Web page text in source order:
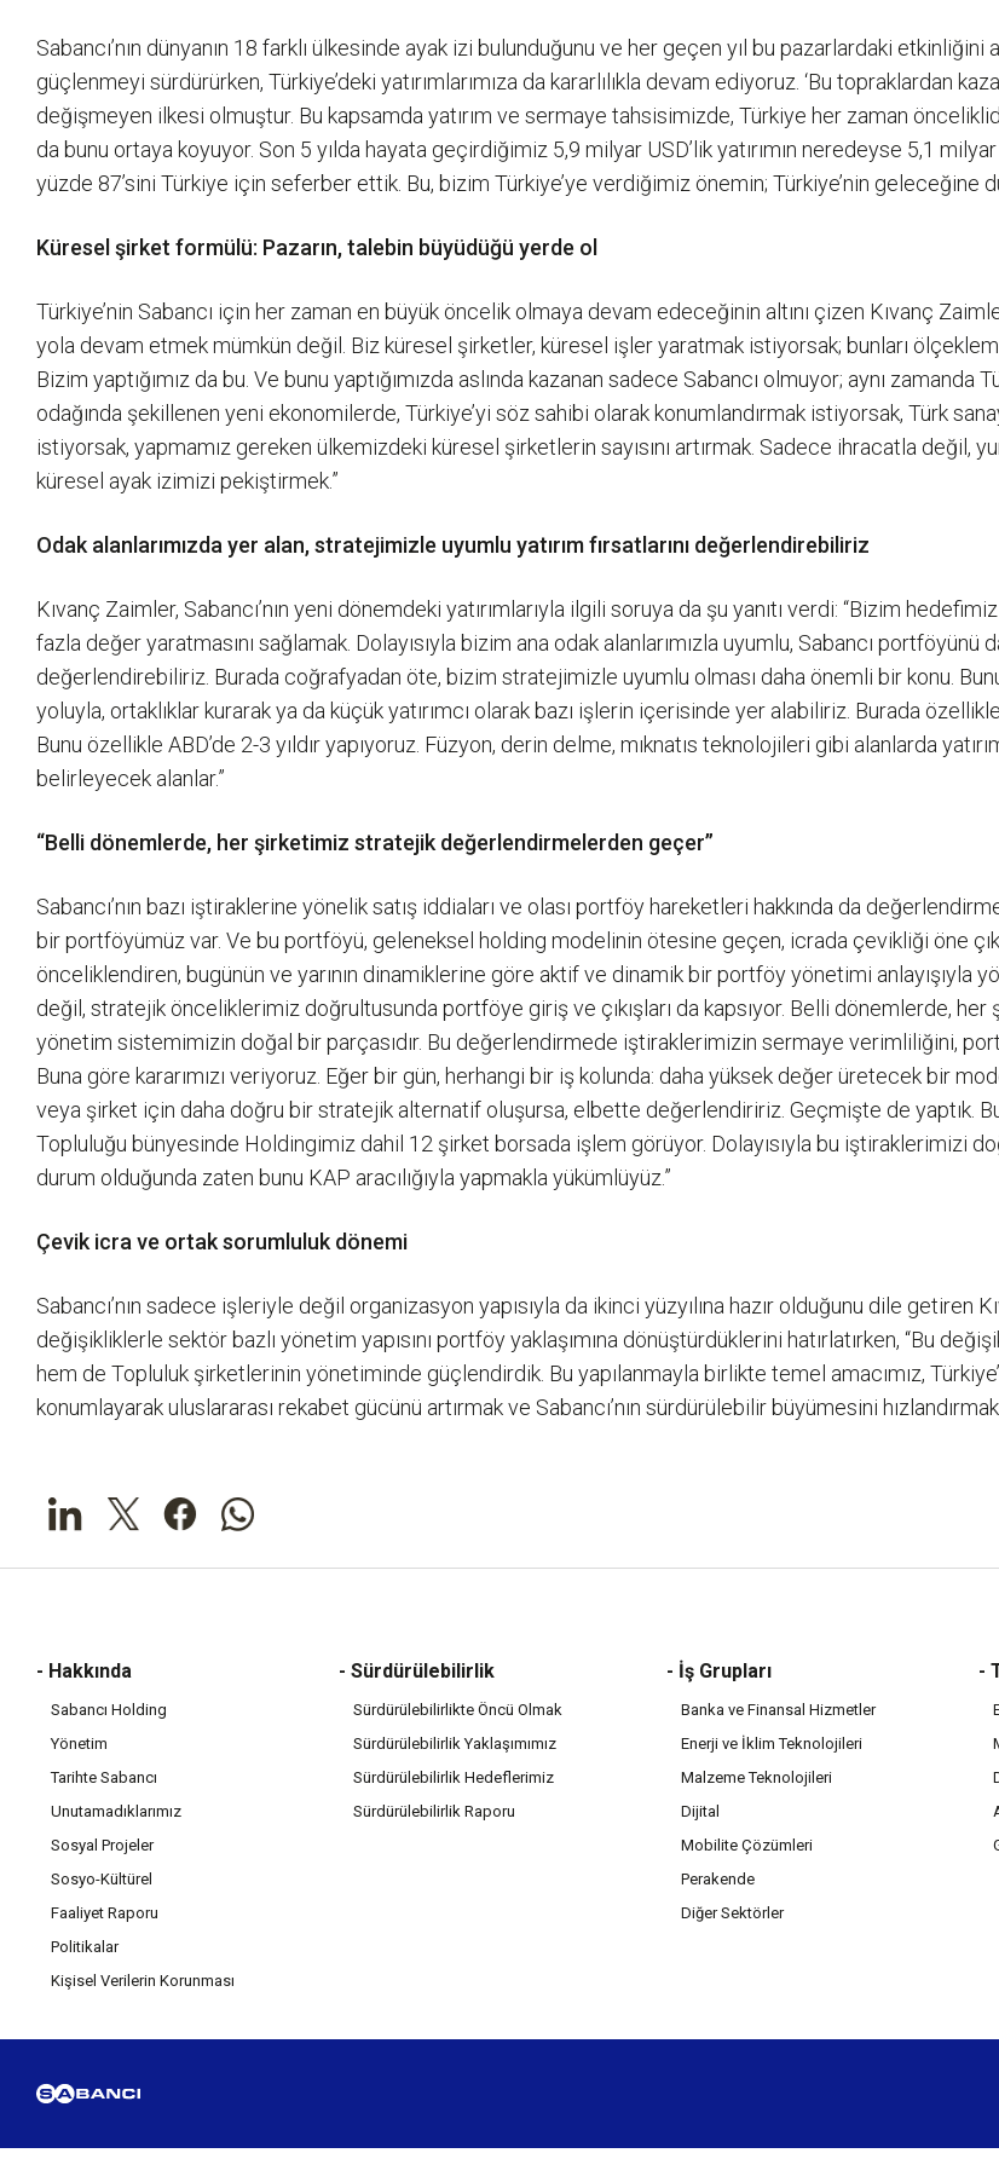
Sabancı’nın dünyanın 18 farklı ülkesinde ayak izi bulunduğunu ve her geçen yıl bu pazarlardaki etkinliğini
güçlenmeyi sürdürürken, Türkiye’deki yatırımlarımıza da kararlılıkla devam ediyoruz. ‘Bu topraklardan
değişmeyen ilkesi olmuştur. Bu kapsamda yatırım ve sermaye tahsisimizde, Türkiye her zaman
da bunu ortaya koyuyor. Son 5 yılda hayata geçirdiğimiz 5,9 milyar USD’lik yatırımın neredeyse 5,1 milyar
yüzde 87’sini Türkiye için seferber ettik. Bu, bizim Türkiye’ye verdiğimiz önemin; Türkiye’nin geleceğine
Küresel şirket formülü: Pazarın, talebin büyüdüğü yerde ol
Türkiye’nin Sabancı için her zaman en büyük öncelik olmaya devam edeceğinin altını çizen Kıvanç
yola devam etmek mümkün değil. Biz küresel şirketler, küresel işler yaratmak istiyorsak; bunları
Bizim yaptığımız da bu. Ve bunu yaptığımızda aslında kazanan sadece Sabancı olmuyor; aynı
odağında şekillenen yeni ekonomilerde, Türkiye’yi söz sahibi olarak konumlandırmak istiyorsak, Türk
istiyorsak, yapmamız gereken ülkemizdeki küresel şirketlerin sayısını artırmak. Sadece ihracatla değil,
küresel ayak izimizi pekiştirmek.”
Odak alanlarımızda yer alan, stratejimizle uyumlu yatırım fırsatlarını değerlendirebiliriz
Kıvanç Zaimler, Sabancı’nın yeni dönemdeki yatırımlarıyla ilgili soruya da şu yanıtı verdi: “Bizim
fazla değer yaratmasını sağlamak. Dolayısıyla bizim ana odak alanlarımızla uyumlu, Sabancı portföyünü
değerlendirebiliriz. Burada coğrafyadan öte, bizim stratejimizle uyumlu olması daha önemli bir konu.
yoluyla, ortaklıklar kurarak ya da küçük yatırımcı olarak bazı işlerin içerisinde yer alabiliriz. Burada
Bunu özellikle ABD’de 2-3 yıldır yapıyoruz. Füzyon, derin delme, mıknatıs teknolojileri gibi alanlarda
belirleyecek alanlar.”
“Belli dönemlerde, her şirketimiz stratejik değerlendirmelerden geçer”
Sabancı’nın bazı iştiraklerine yönelik satış iddiaları ve olası portföy hareketleri hakkında da
bir portföyümüz var. Ve bu portföyü, geleneksel holding modelinin ötesine geçen, icrada çevikliği öne
önceliklendiren, bugünün ve yarının dinamiklerine göre aktif ve dinamik bir portföy yönetimi anlayışıyla
değil, stratejik önceliklerimiz doğrultusunda portföye giriş ve çıkışları da kapsıyor. Belli dönemlerde,
yönetim sistemimizin doğal bir parçasıdır. Bu değerlendirmede iştiraklerimizin sermaye verimliliğini,
Buna göre kararımızı veriyoruz. Eğer bir gün, herhangi bir iş kolunda: daha yüksek değer üretecek bir
veya şirket için daha doğru bir stratejik alternatif oluşursa, elbette değerlendiririz. Geçmişte de yaptık.
Topluluğu bünyesinde Holdingimiz dahil 12 şirket borsada işlem görüyor. Dolayısıyla bu iştiraklerimizi
durum olduğunda zaten bunu KAP aracılığıyla yapmakla yükümlüyüz.”
Çevik icra ve ortak sorumluluk dönemi
Sabancı’nın sadece işleriyle değil organizasyon yapısıyla da ikinci yüzyılına hazır olduğunu dile
değişikliklerle sektör bazlı yönetim yapısını portföy yaklaşımına dönüştürdüklerini hatırlatırken, “Bu
hem de Topluluk şirketlerinin yönetiminde güçlendirdik. Bu yapılanmayla birlikte temel amacımız,
konumlayarak uluslararası rekabet gücünü artırmak ve Sabancı’nın sürdürülebilir büyümesini
- Hakkında
Sabancı Holding
Yönetim
Tarihte Sabancı
Unutamadıklarımız
Sosyal Projeler
Sosyo-Kültürel
Faaliyet Raporu
Politikalar
Kişisel Verilerin Korunması
- Sürdürülebilirlik
Sürdürülebilirlikte Öncü Olmak
Sürdürülebilirlik Yaklaşımımız
Sürdürülebilirlik Hedeflerimiz
Sürdürülebilirlik Raporu
- İş Grupları
Banka ve Finansal Hizmetler
Enerji ve İklim Teknolojileri
Malzeme Teknolojileri
Dijital
Mobilite Çözümleri
Perakende
Diğer Sektörler
-